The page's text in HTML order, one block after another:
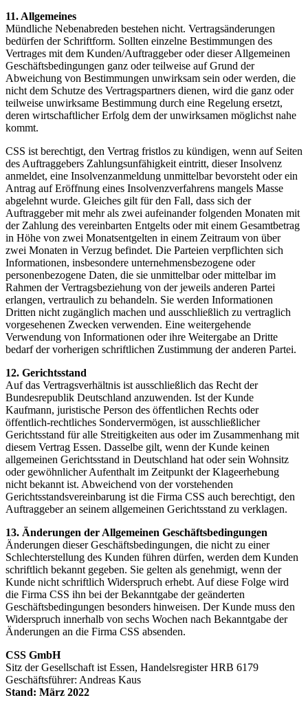
11. Allgemeines
Mündliche Nebenabreden bestehen nicht. Vertragsänderungen
bedürfen der Schriftform. Sollten einzelne Bestimmungen des
Vertrages mit dem Kunden/Auftraggeber oder dieser Allgemeinen
Geschäftsbedingungen ganz oder teilweise auf Grund der
Abweichung von Bestimmungen unwirksam sein oder werden, die
nicht dem Schutze des Vertragspartners dienen, wird die ganz oder
teilweise unwirksame Bestimmung durch eine Regelung ersetzt,
deren wirtschaftlicher Erfolg dem der unwirksamen möglichst nahe
kommt.
CSS ist berechtigt, den Vertrag fristlos zu kündigen, wenn auf Seiten
des Auftraggebers Zahlungsunfähigkeit eintritt, dieser Insolvenz
anmeldet, eine Insolvenzanmeldung unmittelbar bevorsteht oder ein
Antrag auf Eröffnung eines Insolvenzverfahrens mangels Masse
abgelehnt wurde. Gleiches gilt für den Fall, dass sich der
Auftraggeber mit mehr als zwei aufeinander folgenden Monaten mit
der Zahlung des vereinbarten Entgelts oder mit einem Gesamtbetrag
in Höhe von zwei Monatsentgelten in einem Zeitraum von über
zwei Monaten in Verzug befindet. Die Parteien verpflichten sich
Informationen, insbesondere unternehmensbezogene oder
personenbezogene Daten, die sie unmittelbar oder mittelbar im
Rahmen der Vertragsbeziehung von der jeweils anderen Partei
erlangen, vertraulich zu behandeln. Sie werden Informationen
Dritten nicht zugänglich machen und ausschließlich zu vertraglich
vorgesehenen Zwecken verwenden. Eine weitergehende
Verwendung von Informationen oder ihre Weitergabe an Dritte
bedarf der vorherigen schriftlichen Zustimmung der anderen Partei.
12. Gerichtsstand
Auf das Vertragsverhältnis ist ausschließlich das Recht der
Bundesrepublik Deutschland anzuwenden. Ist der Kunde
Kaufmann, juristische Person des öffentlichen Rechts oder
öffentlich-rechtliches Sondervermögen, ist ausschließlicher
Gerichtsstand für alle Streitigkeiten aus oder im Zusammenhang mit
diesem Vertrag Essen. Dasselbe gilt, wenn der Kunde keinen
allgemeinen Gerichtsstand in Deutschland hat oder sein Wohnsitz
oder gewöhnlicher Aufenthalt im Zeitpunkt der Klageerhebung
nicht bekannt ist. Abweichend von der vorstehenden
Gerichtsstandsvereinbarung ist die Firma CSS auch berechtigt, den
Auftraggeber an seinem allgemeinen Gerichtsstand zu verklagen.
13. Änderungen der Allgemeinen Geschäftsbedingungen
Änderungen dieser Geschäftsbedingungen, die nicht zu einer
Schlechterstellung des Kunden führen dürfen, werden dem Kunden
schriftlich bekannt gegeben. Sie gelten als genehmigt, wenn der
Kunde nicht schriftlich Widerspruch erhebt. Auf diese Folge wird
die Firma CSS ihn bei der Bekanntgabe der geänderten
Geschäftsbedingungen besonders hinweisen. Der Kunde muss den
Widerspruch innerhalb von sechs Wochen nach Bekanntgabe der
Änderungen an die Firma CSS absenden.
CSS GmbH
Sitz der Gesellschaft ist Essen, Handelsregister HRB 6179
Geschäftsführer: Andreas Kaus
Stand: März 2022